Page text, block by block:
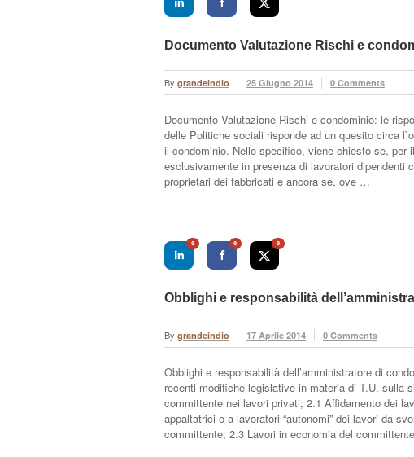
Documento Valutazione Rischi e
By grandeindio 25 Giugno 2014 0 Comments
Documento Valutazione Rischi e condominio: le
delle Politiche sociali risponde ad un quesito circa
il condominio. Nello specifico, viene chiesto se, per
esclusivamente in presenza di lavoratori dipendenti
proprietari dei fabbricati e ancora se, ove …
0 0 0
Obblighi e responsabilità
By grandeindio 17 Aprile 2014 0 Comments
Obblighi e responsabilità dell’amministratore di
recenti modifiche legislative in materia di T.U. sulla
committente nei lavori privati; 2.1 Affidamento dei
appaltatrici o a lavoratori “autonomi” dei lavori da
committente; 2.3 Lavori in economia del